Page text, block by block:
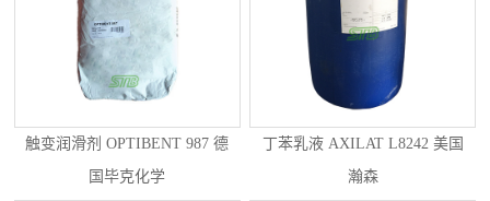
触变润滑剂 OPTIBENT 987 德
国毕克化学
丁苯乳液 AXILAT L8242 美国
瀚森